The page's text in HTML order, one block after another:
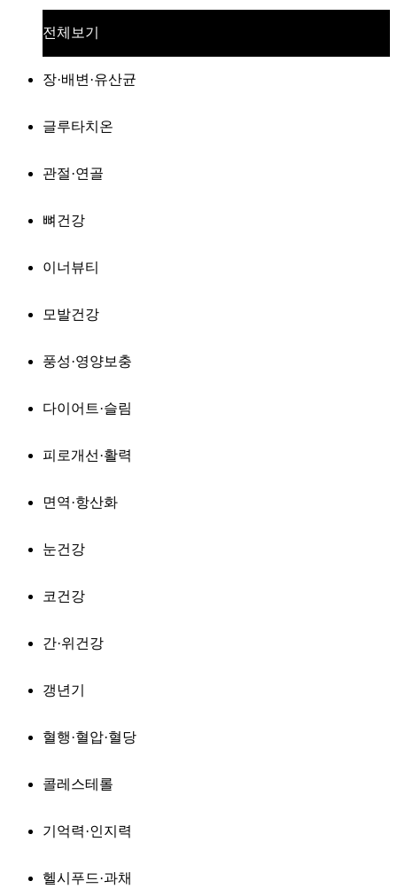
전체보기
장·배변·유산균
글루타치온
관절·연골
뼈건강
이너뷰티
모발건강
풍성·영양보충
다이어트·슬림
피로개선·활력
면역·항산화
눈건강
코건강
간·위건강
갱년기
혈행·혈압·혈당
콜레스테롤
기억력·인지력
헬시푸드·과채